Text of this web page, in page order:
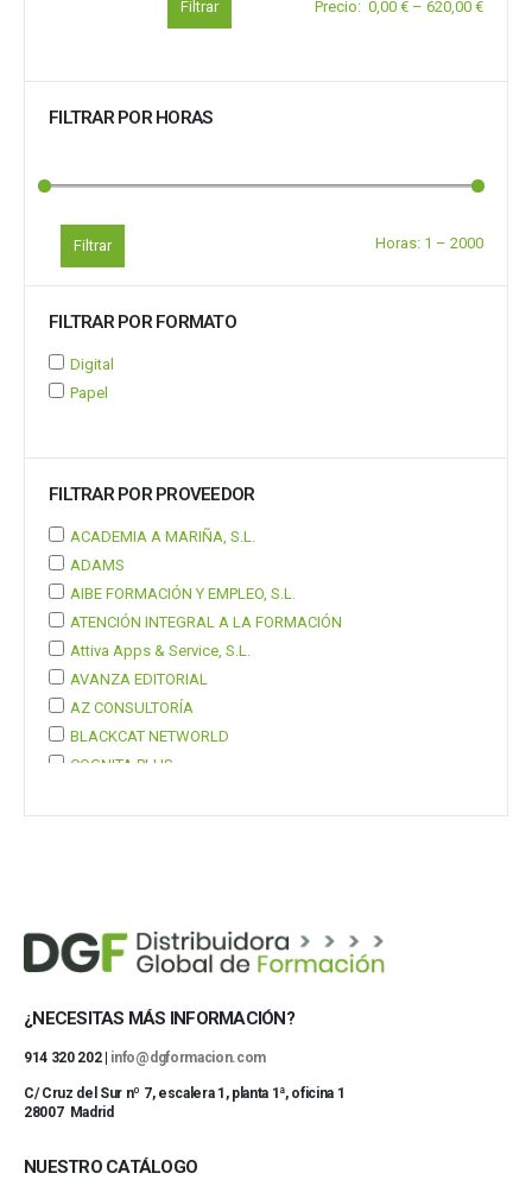
Filtrar Precio: 0,00 € – 620,00 €
FILTRAR POR HORAS
Filtrar Horas: 1 – 2000
FILTRAR POR FORMATO
Digital
Papel
FILTRAR POR PROVEEDOR
ACADEMIA A MARIÑA, S.L.
ADAMS
AIBE FORMACIÓN Y EMPLEO, S.L.
ATENCIÓN INTEGRAL A LA FORMACIÓN
Attiva Apps & Service, S.L.
AVANZA EDITORIAL
AZ CONSULTORÍA
BLACKCAT NETWORLD
COGNITA PLUS
Mostrar 37 más
¿NECESITAS MÁS INFORMACIÓN?
914 320 202 | info@dgformacion.com
C/ Cruz del Sur nº 7, escalera 1, planta 1ª, oficina 1
28007 Madrid
NUESTRO CATÁLOGO